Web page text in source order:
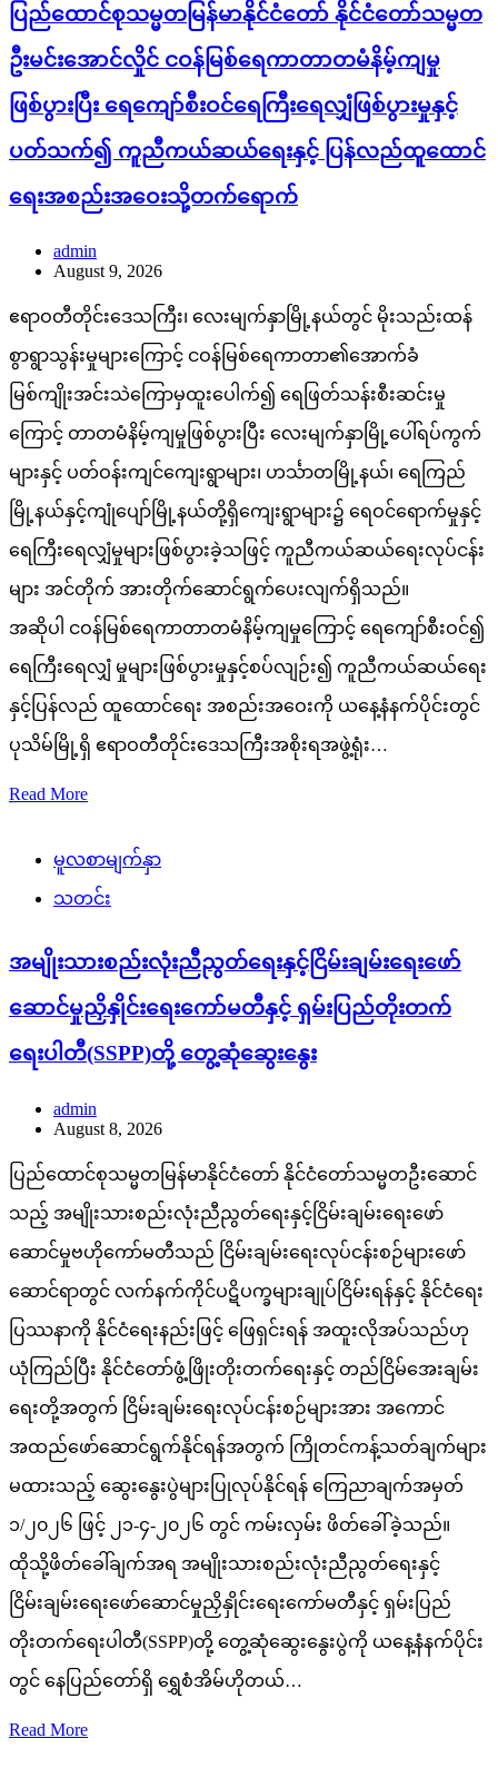
ပြည်ထောင်စုသမ္မတမြန်မာနိုင်ငံတော် နိုင်ငံတော်သမ္မတ
ဦးမင်းအောင်လှိုင် ငဝန်မြစ်ရေကာတာတမံနိမ့်ကျမှု
ဖြစ်ပွားပြီး ရေကျော်စီးဝင်ရေကြီးရေလျှံဖြစ်ပွားမှုနှင့်
ပတ်သက်၍ ကူညီကယ်ဆယ်ရေးနှင့် ပြန်လည်ထူထောင်
ရေးအစည်းအဝေးသို့တက်ရောက်
admin
August 9, 2026
ဧရာဝတီတိုင်းဒေသကြီး၊ လေးမျက်နှာမြို့နယ်တွင် မိုးသည်းထန်
စွာရွာသွန်းမှုများကြောင့် ငဝန်မြစ်ရေကာတာ၏အောက်ခံ
မြစ်ကျိုးအင်းသဲကြောမှထူးပေါက်၍ ရေဖြတ်သန်းစီးဆင်းမှု
ကြောင့် တာတမံနိမ့်ကျမှုဖြစ်ပွားပြီး လေးမျက်နှာမြို့ပေါ်ရပ်ကွက်
များနှင့် ပတ်ဝန်းကျင်ကျေးရွာများ၊ ဟင်္သာတမြို့နယ်၊ ရေကြည်
မြို့နယ်နှင့်ကျုံပျော်မြို့နယ်တို့ရှိကျေးရွာများ၌ ရေဝင်ရောက်မှုနှင့်
ရေကြီးရေလျှံမှုများဖြစ်ပွားခဲ့သဖြင့် ကူညီကယ်ဆယ်ရေးလုပ်ငန်း
များ အင်တိုက် အားတိုက်ဆောင်ရွက်ပေးလျက်ရှိသည်။
အဆိုပါ ငဝန်မြစ်ရေကာတာတမံနိမ့်ကျမှုကြောင့် ရေကျော်စီးဝင်၍
ရေကြီးရေလျှံ မှုများဖြစ်ပွားမှုနှင့်စပ်လျဉ်း၍ ကူညီကယ်ဆယ်ရေး
နှင့်ပြန်လည် ထူထောင်ရေး အစည်းအဝေးကို ယနေ့နံနက်ပိုင်းတွင်
ပုသိမ်မြို့ရှိ ဧရာဝတီတိုင်းဒေသကြီးအစိုးရအဖွဲ့ရုံး…
Read More
မူလစာမျက်နှာ
သတင်း
အမျိုးသားစည်းလုံးညီညွတ်ရေးနှင့်ငြိမ်းချမ်းရေးဖော်
ဆောင်မှုညှိနှိုင်းရေးကော်မတီနှင့် ရှမ်းပြည်တိုးတက်
ရေးပါတီ(SSPP)တို့ တွေ့ဆုံဆွေးနွေး
admin
August 8, 2026
ပြည်ထောင်စုသမ္မတမြန်မာနိုင်ငံတော် နိုင်ငံတော်သမ္မတဦးဆောင်
သည့် အမျိုးသားစည်းလုံးညီညွတ်ရေးနှင့်ငြိမ်းချမ်းရေးဖော်
ဆောင်မှုဗဟိုကော်မတီသည် ငြိမ်းချမ်းရေးလုပ်ငန်းစဉ်များဖော်
ဆောင်ရာတွင် လက်နက်ကိုင်ပဋိပက္ခများချုပ်ငြိမ်းရန်နှင့် နိုင်ငံရေး
ပြဿနာကို နိုင်ငံရေးနည်းဖြင့် ဖြေရှင်းရန် အထူးလိုအပ်သည်ဟု
ယုံကြည်ပြီး နိုင်ငံတော်ဖွံ့ဖြိုးတိုးတက်ရေးနှင့် တည်ငြိမ်အေးချမ်း
ရေးတို့အတွက် ငြိမ်းချမ်းရေးလုပ်ငန်းစဉ်များအား အကောင်
အထည်ဖော်ဆောင်ရွက်နိုင်ရန်အတွက် ကြိုတင်ကန့်သတ်ချက်များ
မထားသည့် ဆွေးနွေးပွဲများပြုလုပ်နိုင်ရန် ကြေညာချက်အမှတ်
၁/၂၀၂၆ ဖြင့် ၂၁-၄-၂၀၂၆ တွင် ကမ်းလှမ်း ဖိတ်ခေါ်ခဲ့သည်။
ထိုသို့ဖိတ်ခေါ်ချက်အရ အမျိုးသားစည်းလုံးညီညွတ်ရေးနှင့်
ငြိမ်းချမ်းရေးဖော်ဆောင်မှုညှိနှိုင်းရေးကော်မတီနှင့် ရှမ်းပြည်
တိုးတက်ရေးပါတီ(SSPP)တို့ တွေ့ဆုံဆွေးနွေးပွဲကို ယနေ့နံနက်ပိုင်း
တွင် နေပြည်တော်ရှိ ရွှေစံအိမ်ဟိုတယ်…
Read More